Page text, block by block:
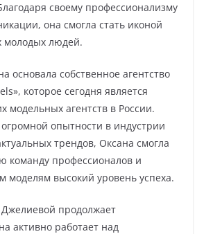
своему профессионализму
она смогла стать иконой
молодых людей.
основала собственное агентство
которое сегодня является
модельных агентств в России.
опытности в индустрии
трендов, Оксана смогла
команду профессионалов и
моделям высокий уровень успеха.
продолжает
активно работает над